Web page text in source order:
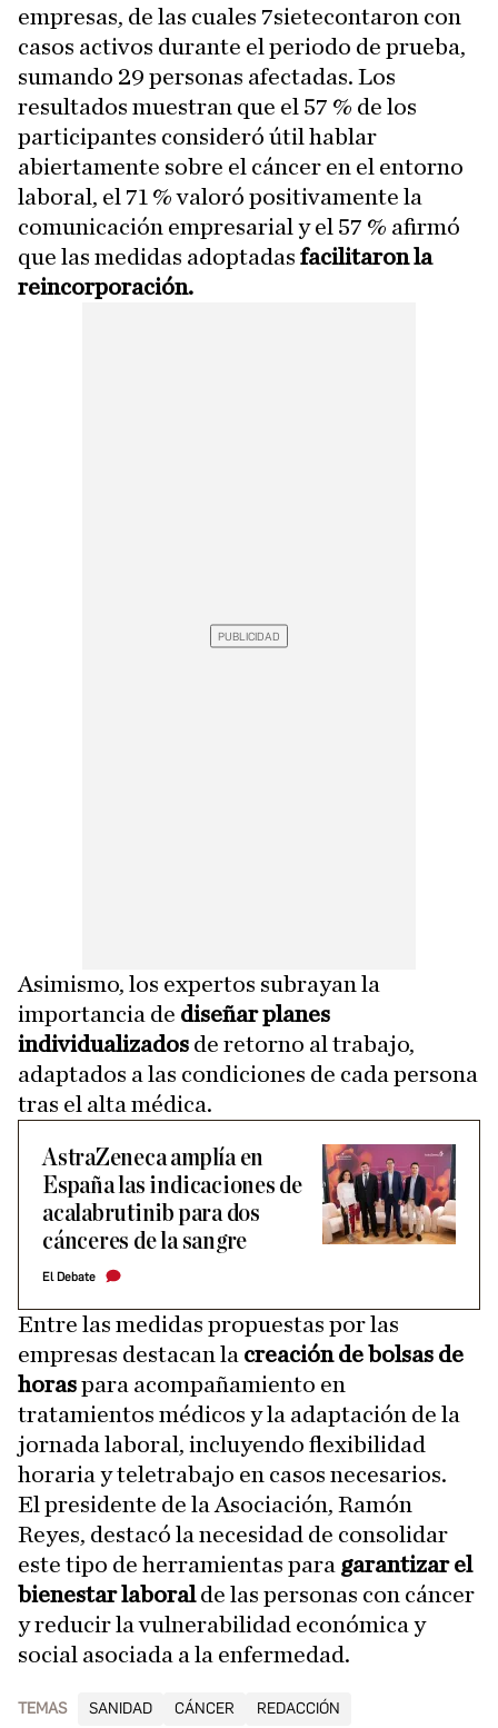
empresas, de las cuales 7sietecontaron con
casos activos durante el periodo de prueba,
sumando 29 personas afectadas. Los
resultados muestran que el 57 % de los
participantes consideró útil hablar
abiertamente sobre el cáncer en el entorno
laboral, el 71 % valoró positivamente la
comunicación empresarial y el 57 % afirmó
que las medidas adoptadas facilitaron la
reincorporación.
Asimismo, los expertos subrayan la
importancia de diseñar planes
individualizados de retorno al trabajo,
adaptados a las condiciones de cada persona
tras el alta médica.
AstraZeneca amplía en
España las indicaciones de
acalabrutinib para dos
cánceres de la sangre
El Debate
Entre las medidas propuestas por las
empresas destacan la creación de bolsas de
horaspara acompañamiento en
tratamientos médicos y la adaptación de la
jornada laboral, incluyendo flexibilidad
horaria y teletrabajo en casos necesarios.
El presidente de la Asociación, Ramón
Reyes, destacó la necesidad de consolidar
este tipo de herramientas para garantizar el
bienestar laboralde las personas con cáncer
y reducir la vulnerabilidad económica y
social asociada a la enfermedad.
TEMAS SANIDAD CÁNCER REDACCIÓN